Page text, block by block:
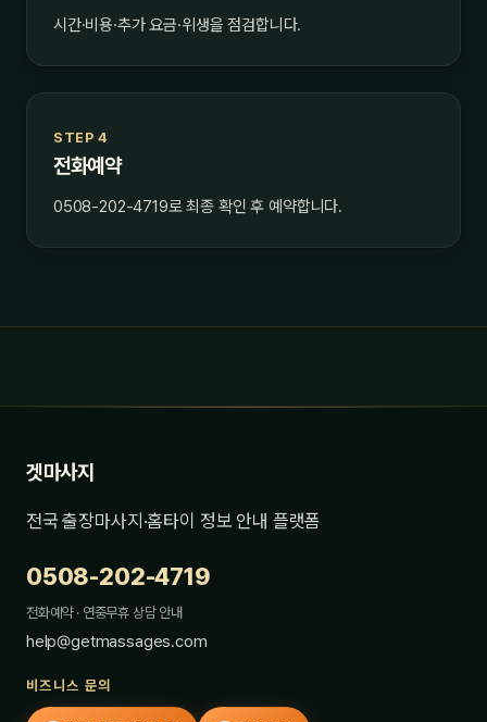
시간·비용·추가 요금·위생을 점검합니다.
STEP 4
전화예약
0508-202-4719로 최종 확인 후 예약합니다.
겟마사지
전국 출장마사지·홈타이 정보 안내 플랫폼
0508-202-4719
전화예약 · 연중무휴 상담 안내
help@getmassages.com
비즈니스 문의